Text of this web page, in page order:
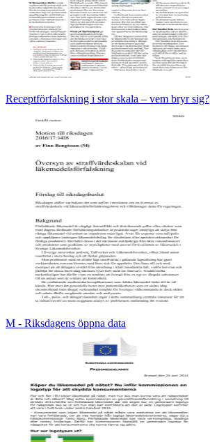
Receptförfalskning i stor skala – vem bryr sig?
M - Riksdagens öppna data